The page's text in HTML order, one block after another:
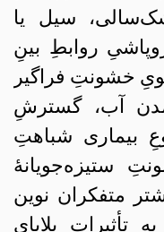
سیل یا
روابطِ بینِ
خشونتِ فراگیر
آمدن آب، گسترشِ
بیماری شباهتِ
ستیزه‌جویانهٔ
متفکران نوین
تأثیراتِ بلایای